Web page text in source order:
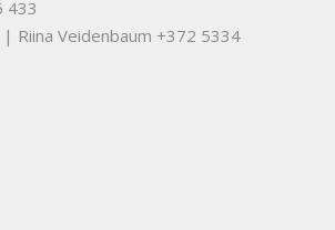
433
Riina Veidenbaum +372 5334